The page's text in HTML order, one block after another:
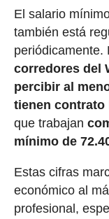
El salario
también está
periódicamente.
corredores del
percibir al
tienen contrato
que trabajan
mínimo de
Estas cifras
económico al
profesional,